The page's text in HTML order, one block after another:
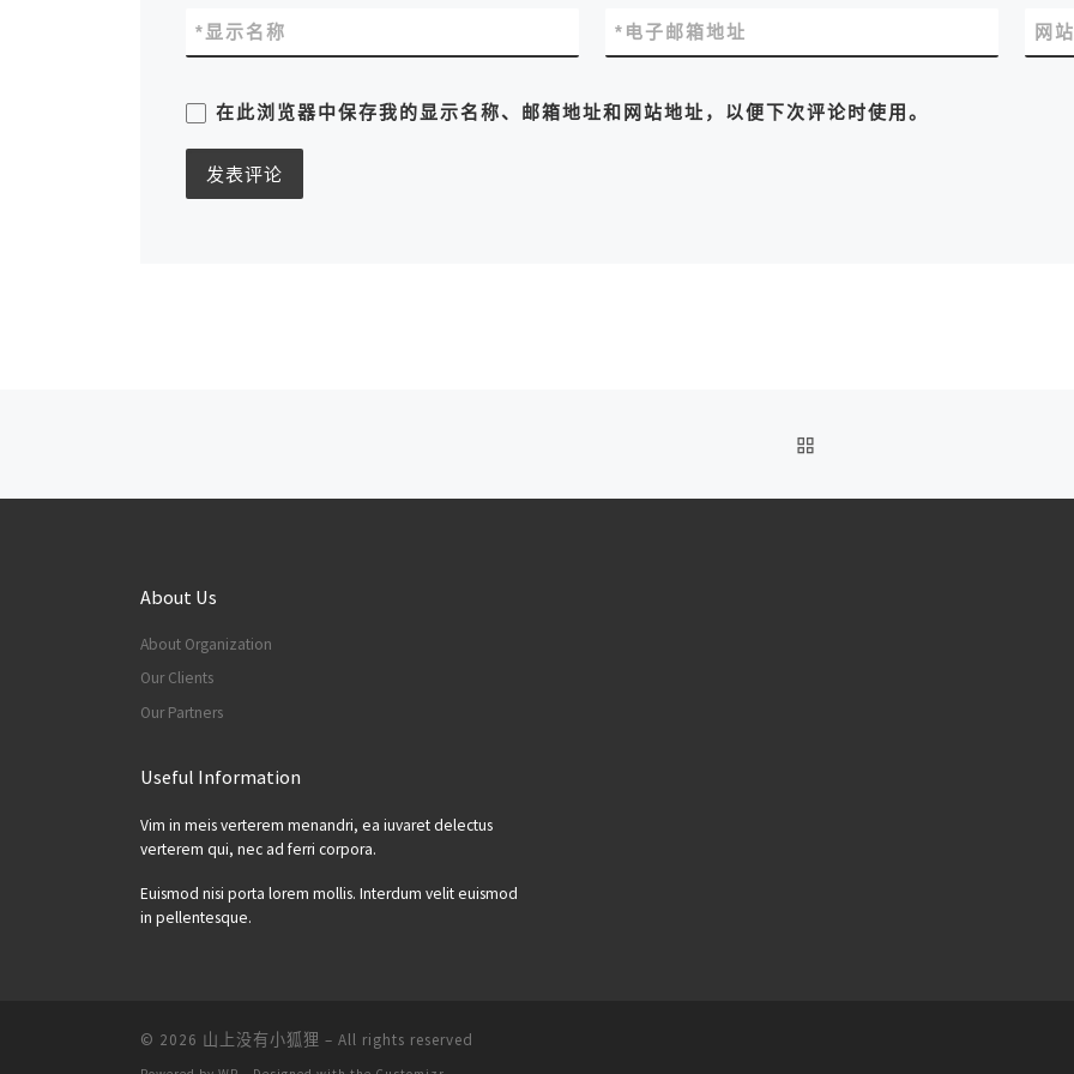
显示名称
* 电子邮箱地址
* 网站
在此浏览器中保存我的显示名称、邮箱地址和网站地址，以便下次评论时使用。
About Us
About Organization
Our Clients
Our Partners
Useful Information
Vim in meis verterem menandri, ea iuvaret delectus
verterem qui, nec ad ferri corpora.
Euismod nisi porta lorem mollis. Interdum velit euismod
in pellentesque.
© 2026 山上没有小狐狸 – All rights reserved